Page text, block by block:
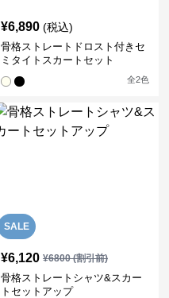
¥6,890 (税込)
骨格ストレートドロスト付きセ
ミタイトスカートセット
全2色
SALE
¥6,120 ¥6800(割引前)
骨格ストレートシャツ&スカー
トセットアップ